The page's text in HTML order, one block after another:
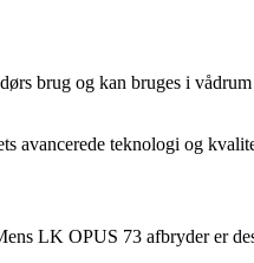
brug og kan bruges i
teknologi og
LK OPUS 73 afbryder er